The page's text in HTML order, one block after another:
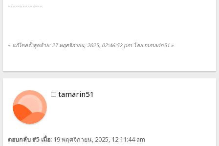
--------------
« แก้ไขครั้งสุดท้าย: 27 พฤศจิกายน, 2025, 02:46:52 pm โดย tamarin51 »
tamarin51
ตอบกลับ #5 เมื่อ: 19 พฤศจิกายน, 2025, 12:11:44 am